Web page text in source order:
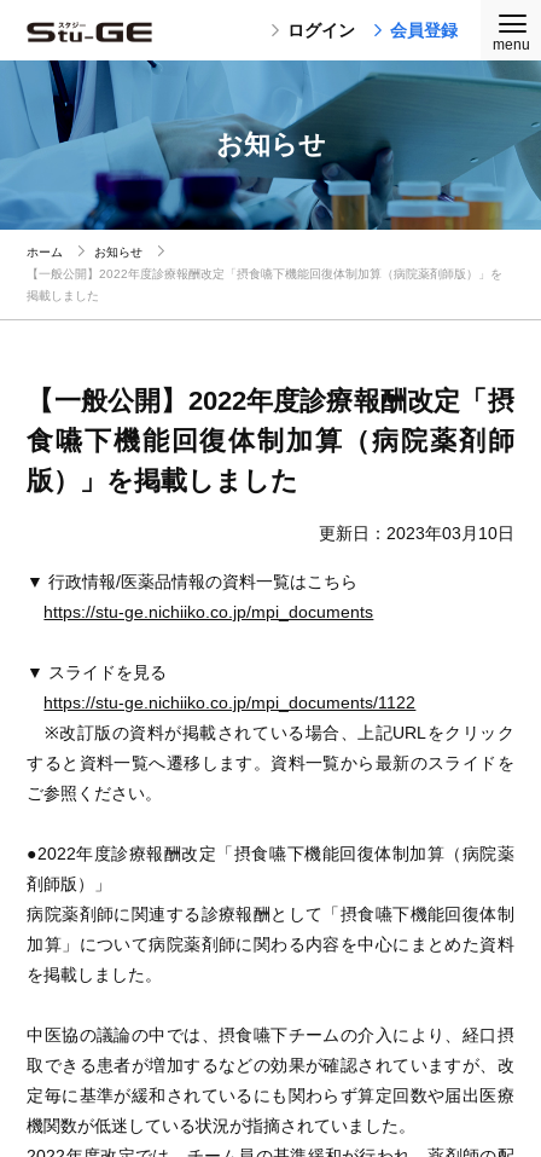
ログイン 会員登録
お知らせ
ホーム
お知らせ
【一般公開】2022年度診療報酬改定「摂食嚥下機能回復体制加算（病院薬剤師版）」を
掲載しました
【一般公開】2022年度診療報酬改定「摂
食嚥下機能回復体制加算（病院薬剤師
版）」を掲載しました
更新日：2023年03月10日
▼ 行政情報/医薬品情報の資料一覧はこちら
https://stu-ge.nichiiko.co.jp/mpi_documents
▼ スライドを見る
https://stu-ge.nichiiko.co.jp/mpi_documents/1122
※改訂版の資料が掲載されている場合、上記URLをクリック
すると資料一覧へ遷移します。資料一覧から最新のスライドを
ご参照ください。
●2022年度診療報酬改定「摂食嚥下機能回復体制加算（病院薬
剤師版）」
病院薬剤師に関連する診療報酬として「摂食嚥下機能回復体制
加算」について病院薬剤師に関わる内容を中心にまとめた資料
を掲載しました。
中医協の議論の中では、摂食嚥下チームの介入により、経口摂
取できる患者が増加するなどの効果が確認されていますが、改
定毎に基準が緩和されているにも関わらず算定回数や届出医療
機関数が低迷している状況が指摘されていました。